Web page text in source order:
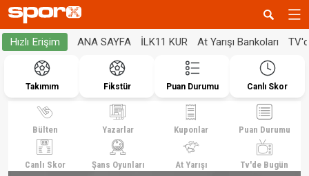
Hızlı Erişim ANA SAYFA İLK11 KUR At Yarışı Bankoları
Takımım Fikstür Puan Durumu Canlı Skor
Bülten Yazarlar Kuponlar Puan Durumu
Canlı Skor Şans Oyunları At Yarışı Tv'de Bugün